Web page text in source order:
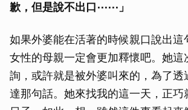
歉，但是說不出口⋯⋯」
如果外婆能在活著的時候親口說出這
女性的母親一定會更加釋懷吧。她這
詢，或許就是被外婆叫來的，為了透
達那句話。她來找我的這一天，正巧